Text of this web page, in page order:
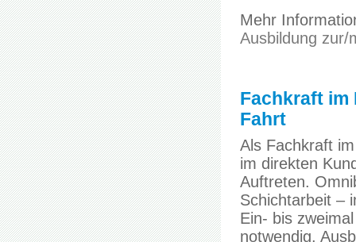
Mehr
Ausbildung zur/
Fachkraft im
Fahrt
Als Fachkraft
im direkten
Auftreten.
Schichtarbeit –
Ein- bis
notwendig.